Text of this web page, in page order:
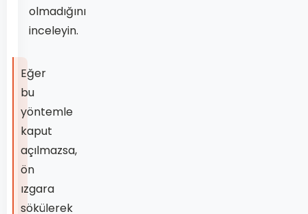
olmadığını
inceleyin.
Eğer
bu
yöntemle
kaput
açılmazsa,
ön
ızgara
sökülerek